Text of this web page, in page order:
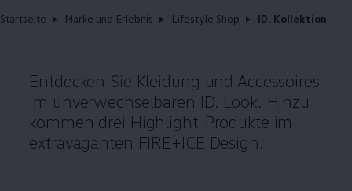
Startseite Marke und Erlebnis Lifestyle Shop ID. Kollektion
Entdecken Sie Kleidung und Accessoires
im unverwechselbaren ID. Look. Hinzu
kommen drei Highlight-Produkte im
extravaganten FIRE+ICE Design.